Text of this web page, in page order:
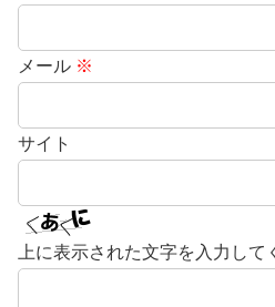
メール ※
サイト
上に表示された文字を入力して